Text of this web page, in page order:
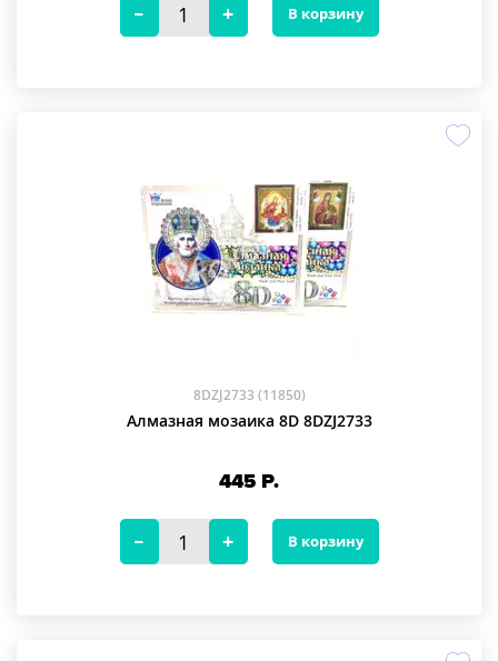
В корзину
8DZJ2733 (11850)
Алмазная мозаика 8D 8DZJ2733
445 Р.
В корзину